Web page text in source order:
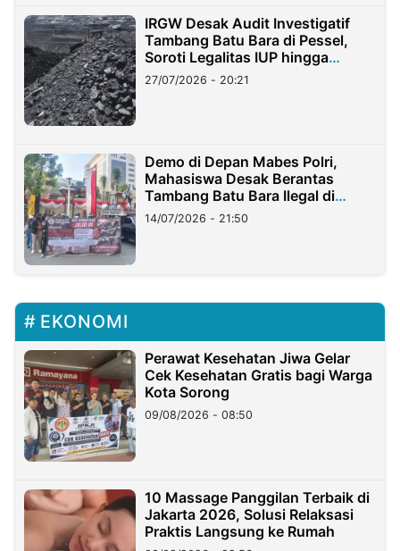
IRGW Desak Audit Investigatif
Tambang Batu Bara di Pessel,
Soroti Legalitas IUP hingga
Stockpile
27/07/2026 - 20:21
Demo di Depan Mabes Polri,
Mahasiswa Desak Berantas
Tambang Batu Bara Ilegal di
Lampung
14/07/2026 - 21:50
EKONOMI
Perawat Kesehatan Jiwa Gelar
Cek Kesehatan Gratis bagi Warga
Kota Sorong
09/08/2026 - 08:50
10 Massage Panggilan Terbaik di
Jakarta 2026, Solusi Relaksasi
Praktis Langsung ke Rumah